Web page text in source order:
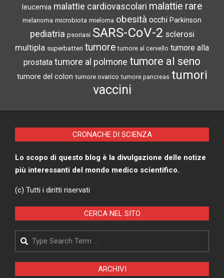
leucemia malattie cardiovascolari malattie rare
melanoma microbiota mieloma obesità occhi Parkinson
pediatria psoriasi SARS-CoV-2 sclerosi
multipla superbatteri tumore tumore al cervello tumore alla
prostata tumore al polmone tumore al seno
tumore del colon tumore ovarico tumore pancreas tumori
vaccini
CRONACHE DI SCIENZA
Lo scopo di questo blog è la divulgazione delle notize
più interessanti del mondo medico scientifico.
(c) Tutti i diritti riservati
CERCA NEL SITO
Search
ARCHIVI